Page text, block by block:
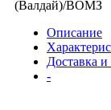
(Валдай)/ВОМЗ
Описание
Доставка и
-